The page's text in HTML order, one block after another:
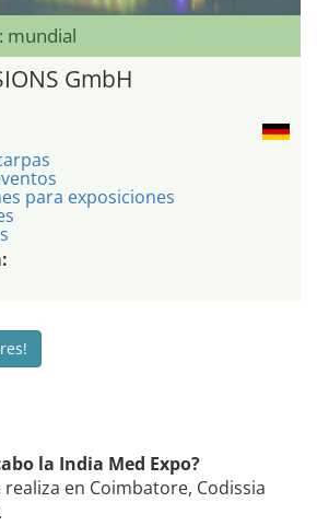
mundial
GmbH
para exposiciones
la India Med Expo?
realiza en Coimbatore, Codissia